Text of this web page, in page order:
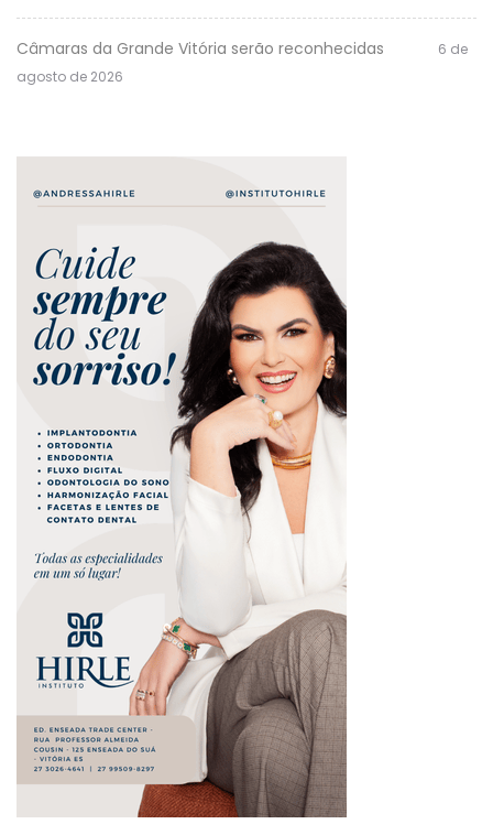
Câmaras da Grande Vitória serão reconhecidas
6 de
agosto de 2026